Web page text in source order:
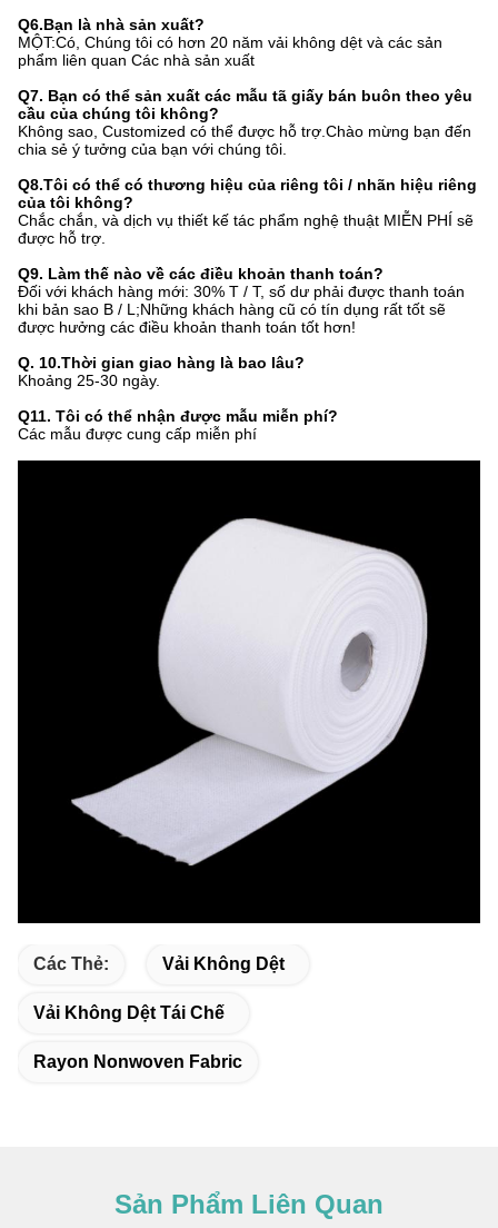
Q6.Bạn là nhà sản xuất?
MỘT:Có, Chúng tôi có hơn 20 năm vải không dệt và các sản
phẩm liên quan Các nhà sản xuất
Q7. Bạn có thể sản xuất các mẫu tã giấy bán buôn theo yêu
cầu của chúng tôi không?
Không sao, Customized có thể được hỗ trợ.Chào mừng bạn đến
chia sẻ ý tưởng của bạn với chúng tôi.
Q8.Tôi có thể có thương hiệu của riêng tôi / nhãn hiệu riêng
của tôi không?
Chắc chắn, và dịch vụ thiết kế tác phẩm nghệ thuật MIỄN PHÍ sẽ
được hỗ trợ.
Q9. Làm thế nào về các điều khoản thanh toán?
Đối với khách hàng mới: 30% T / T, số dư phải được thanh toán
khi bản sao B / L;Những khách hàng cũ có tín dụng rất tốt sẽ
được hưởng các điều khoản thanh toán tốt hơn!
Q. 10.Thời gian giao hàng là bao lâu?
Khoảng 25-30 ngày.
Q11. Tôi có thể nhận được mẫu miễn phí?
Các mẫu được cung cấp miễn phí
Các Thẻ: Vải Không Dệt
Vải Không Dệt Tái Chế
Rayon Nonwoven Fabric
Sản Phẩm Liên Quan